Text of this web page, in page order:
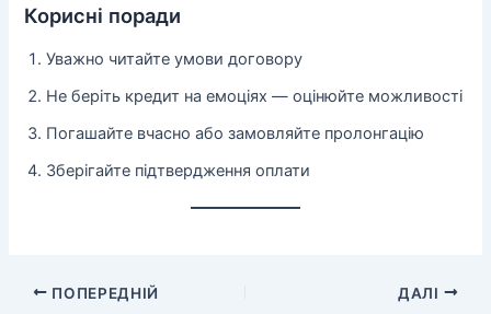
Корисні поради
Уважно читайте умови договору
Не беріть кредит на емоціях — оцінюйте можливості
Погашайте вчасно або замовляйте пролонгацію
Зберігайте підтвердження оплати
ПОПЕРЕДНІЙ ДАЛІ